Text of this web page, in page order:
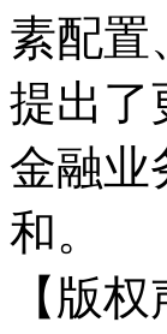
素配置
提出了
金融业
和。
【版